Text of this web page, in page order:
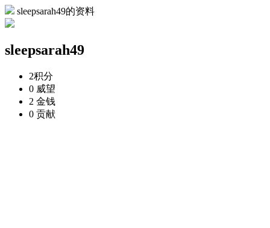
sleepsarah49的资料
sleepsarah49
2积分
0 威望
2 金钱
0 贡献